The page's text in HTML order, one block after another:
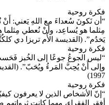
فكرة روحية
“أن نَكونَ سُعداءَ مع اللهِ يَعني:
مِثلما هو يُساعِد، وأَنْ نُعطي
يَخدُم”. (القديسة الأُم تريزا دي كلكُتَّا 1910-
فكرة روحية
“ليس الجوعُ جوعًا إلى الخُبز
1997)
فكرة روحية
“إنّ الأشخاص الذين لا يعرفون
أفقر الفقراء، مهما كانت ثرواتهم